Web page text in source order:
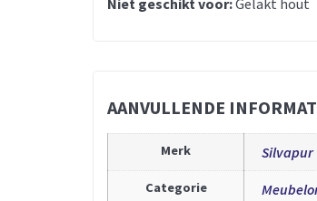
AANVULLENDE
Merk Silvapur
Categorie